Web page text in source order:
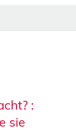
:
sie